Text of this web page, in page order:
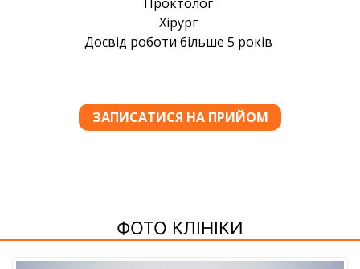
ФОТО КЛІНІКИ